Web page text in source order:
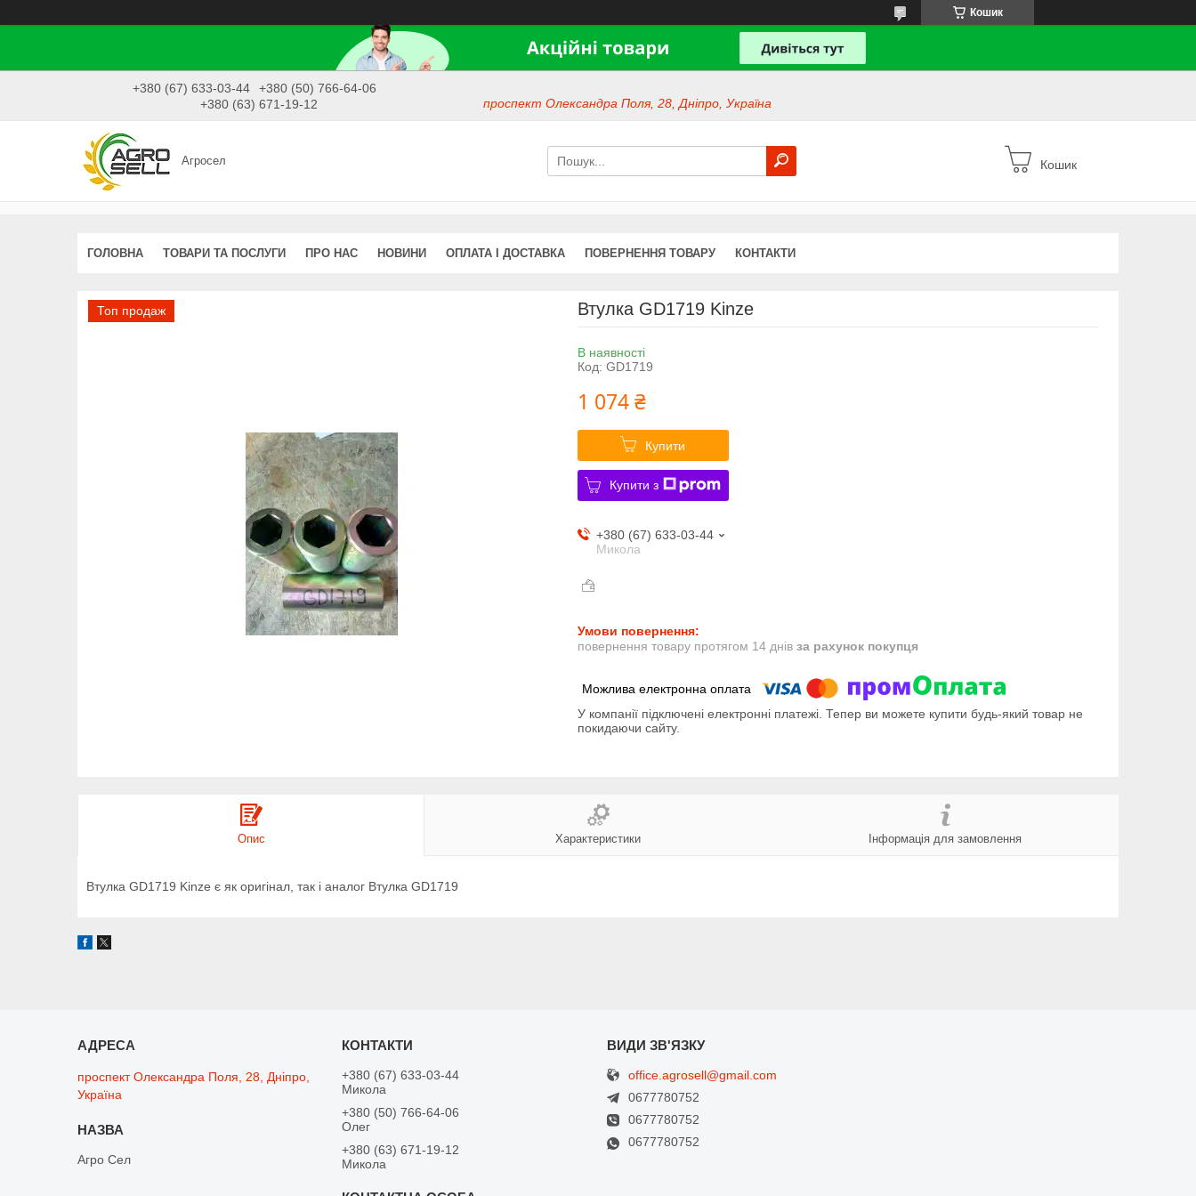
Кошик
+380 (67) 633-03-44
+380 (50) 766-64-06
+380 (63) 671-19-12
проспект Олександра Поля, 28, Дніпро, Україна
Агросел Кошик
ГОЛОВНА ТОВАРИ ТА ПОСЛУГИ ПРО НАС НОВИНИ ОПЛАТА І ДОСТАВКА ПОВЕРНЕННЯ ТОВАРУ КОНТАКТИ
Топ продаж Втулка GD1719 Kinze
В наявності
Код: GD1719
1 074 ₴
Купити
Купити з
+380 (67) 633-03-44
Микола
повернення товару протягом 14 днів за рахунок покупця
У компанії підключені електронні платежі. Тепер ви можете купити будь-який товар не
покидаючи сайту.
Опис Характеристики Інформація для замовлення
Втулка GD1719 Kinze є як оригінал, так і аналог Втулка GD1719
проспект Олександра Поля, 28, Дніпро,
Україна
Агро Сел
+380 (67) 633-03-44
Микола
+380 (50) 766-64-06
Олег
+380 (63) 671-19-12
Микола
office.agrosell@gmail.com
0677780752
0677780752
0677780752